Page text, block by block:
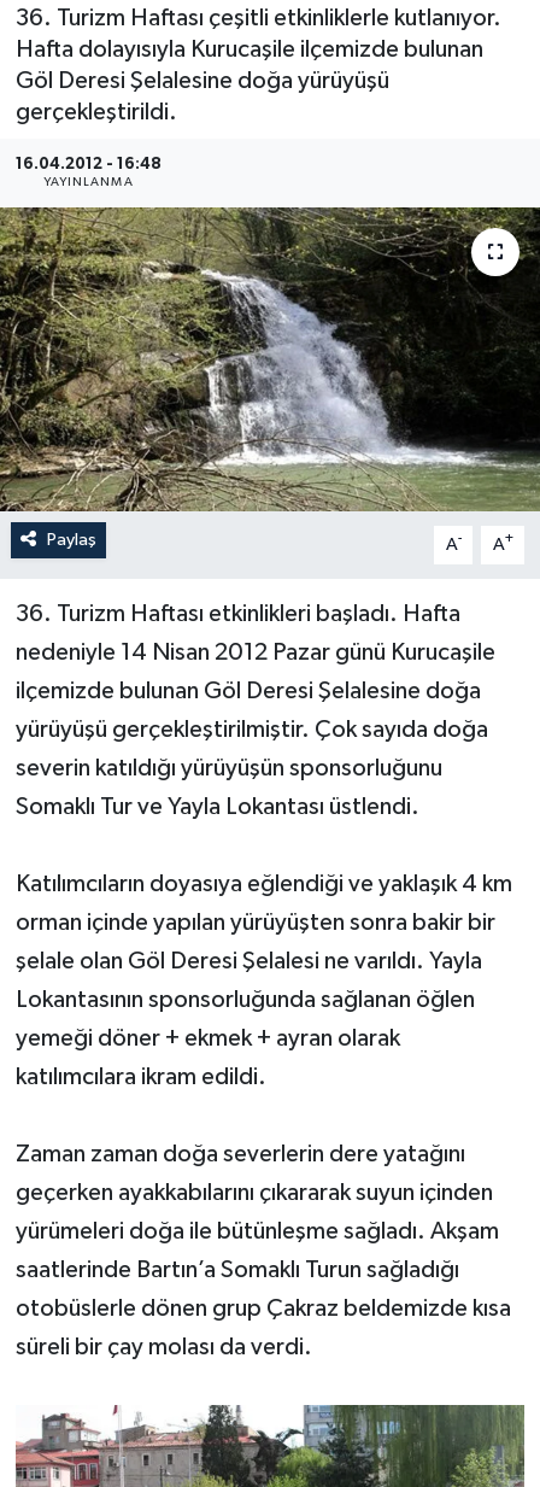
36. Turizm Haftası çeşitli etkinliklerle kutlanıyor.
Hafta dolayısıyla Kurucaşile ilçemizde bulunan
Göl Deresi Şelalesine doğa yürüyüşü
gerçekleştirildi.
16.04.2012 - 16:48
YAYINLANMA
Paylaş A- A+
36. Turizm Haftası etkinlikleri başladı. Hafta
nedeniyle 14 Nisan 2012 Pazar günü Kurucaşile
ilçemizde bulunan Göl Deresi Şelalesine doğa
yürüyüşü gerçekleştirilmiştir. Çok sayıda doğa
severin katıldığı yürüyüşün sponsorluğunu
Somaklı Tur ve Yayla Lokantası üstlendi.
Katılımcıların doyasıya eğlendiği ve yaklaşık 4 km
orman içinde yapılan yürüyüşten sonra bakir bir
şelale olan Göl Deresi Şelalesi ne varıldı. Yayla
Lokantasının sponsorluğunda sağlanan öğlen
yemeği döner + ekmek + ayran olarak
katılımcılara ikram edildi.
Zaman zaman doğa severlerin dere yatağını
geçerken ayakkabılarını çıkararak suyun içinden
yürümeleri doğa ile bütünleşme sağladı. Akşam
saatlerinde Bartın’a Somaklı Turun sağladığı
otobüslerle dönen grup Çakraz beldemizde kısa
süreli bir çay molası da verdi.
Medya
Sağlık
Sinema
Sivil Toplum
Siyaset
Spor
Tarım
Turizm
Yaşam
DÜNYA
YEREL